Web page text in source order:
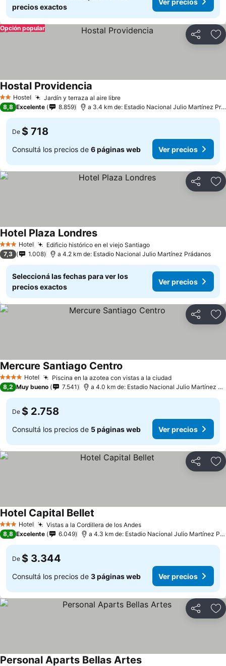
precios exactos
Compartir
Opción popular
2 Estrellas
Hostel Jardín y terraza al aire libre
Hostal Providencia
8,8 Excelente 8.859 a 3.4 km de: Estadio Nacional Julio Martínez Prádanos
De $ 718
Consultá los precios de 6 páginas web Ver precios
Compartir
3 Estrellas
Hotel Edificio histórico en el viejo Santiago
Hotel Plaza Londres
7,3 1.008 a 4.2 km de: Estadio Nacional Julio Martínez Prádanos
Seleccioná las fechas para ver los
precios exactos
Ver precios
Compartir
4 EstrellasHotel Piscina en la azotea con vistas a la ciudad
Mercure Santiago Centro
8,2 Muy bueno 7.541 a 4.0 km de: Estadio Nacional Julio Martínez Prádanos
De $ 2.758
Consultá los precios de 5 páginas web Ver precios
Compartir
3 Estrellas
Hotel Vistas a la Cordillera de los Andes
Hotel Capital Bellet
8,8 Excelente 6.049 a 4.3 km de: Estadio Nacional Julio Martínez Prádanos
De $ 3.344
Consultá los precios de 3 páginas web Ver precios
Compartir
Personal Aparts Bellas Artes